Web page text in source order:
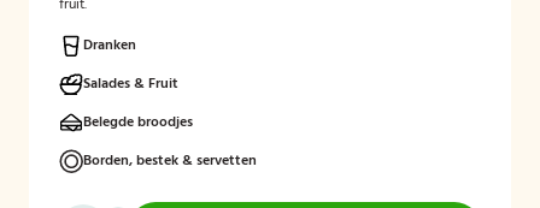
fruit.
Dranken
Salades & Fruit
Belegde broodjes
Borden, bestek & servetten